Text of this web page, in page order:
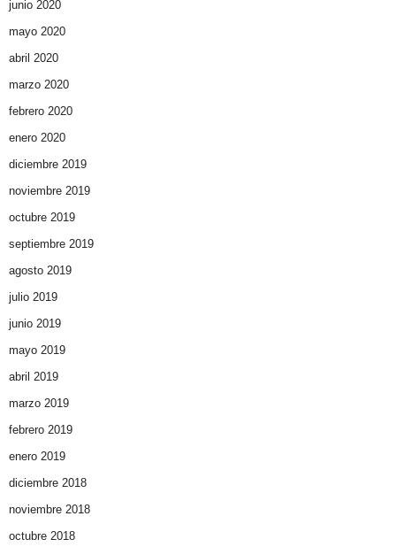
junio 2020
mayo 2020
abril 2020
marzo 2020
febrero 2020
enero 2020
diciembre 2019
noviembre 2019
octubre 2019
septiembre 2019
agosto 2019
julio 2019
junio 2019
mayo 2019
abril 2019
marzo 2019
febrero 2019
enero 2019
diciembre 2018
noviembre 2018
octubre 2018